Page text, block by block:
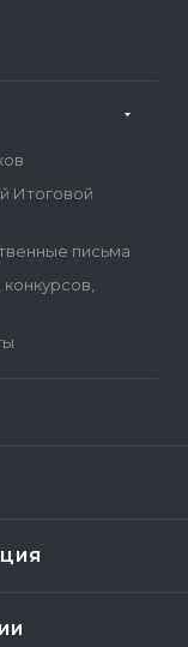
Итоговой
письма